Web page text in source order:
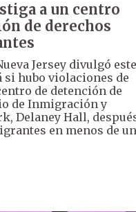
a un centro
de derechos
Jersey divulgó este
hubo violaciones de
de detención de
de Inmigración y
Delaney Hall,
en menos de un